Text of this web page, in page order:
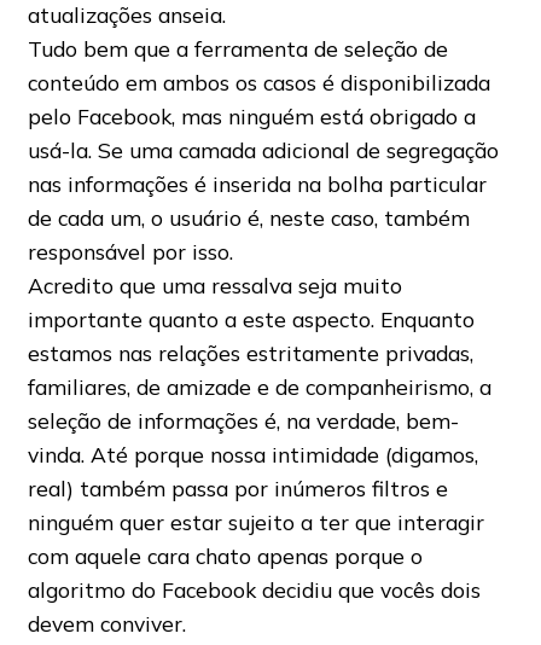
atualizações anseia.
Tudo bem que a ferramenta de seleção de
conteúdo em ambos os casos é disponibilizada
pelo Facebook, mas ninguém está obrigado a
usá-la. Se uma camada adicional de segregação
nas informações é inserida na bolha particular
de cada um, o usuário é, neste caso, também
responsável por isso.
Acredito que uma ressalva seja muito
importante quanto a este aspecto. Enquanto
estamos nas relações estritamente privadas,
familiares, de amizade e de companheirismo, a
seleção de informações é, na verdade, bem-
vinda. Até porque nossa intimidade (digamos,
real) também passa por inúmeros filtros e
ninguém quer estar sujeito a ter que interagir
com aquele cara chato apenas porque o
algoritmo do Facebook decidiu que vocês dois
devem conviver.